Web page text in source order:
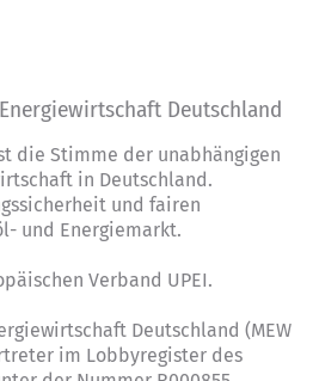
Deutschland
die Stimme der unabhängigen
in Deutschland.
und fairen
und Energiemarkt.
Verband UPEI.
Deutschland (MEW
im Lobbyregister des